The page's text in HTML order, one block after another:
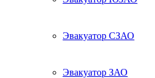
Эвакуатор СЗАО
Эвакуатор ЗАО